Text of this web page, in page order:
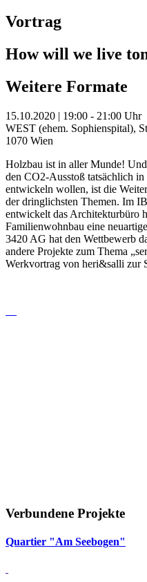
Vortrag
How will we live
Weitere Formate
15.10.2020 | 19:00 - 21:00 Uhr
WEST (ehem. Sophienspital),
1070 Wien
Holzbau ist in aller Munde!
den CO2-Ausstoß tatsächlich
entwickeln wollen, ist die
der dringlichsten Themen. Im
entwickelt das Architekturbüro
Familienwohnbau eine
3420 AG hat den Wettbewerb
andere Projekte zum Thema
Werkvortrag von heri&salli zur
Verbundene Projekte
Quar­tier "Am See­bogen"